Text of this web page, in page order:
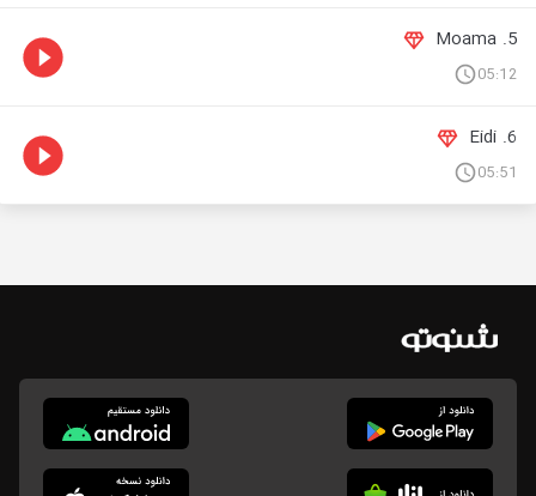
5. Moama
05:12
6. Eidi
05:51